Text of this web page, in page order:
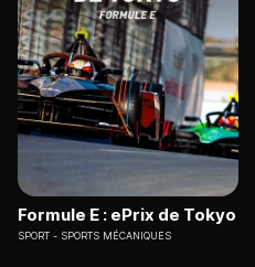
Formule E : ePrix de Tokyo
SPORT SPORTS MÉCANIQUES